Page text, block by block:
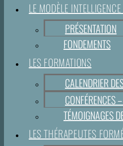
LE MODÈLE
PRÉSENTATION
FONDEMENTS
LES FORMATIONS
CALENDRIER
CONFÉRENCES
TÉMOIGNAGES
LES THÉRAPEUTES